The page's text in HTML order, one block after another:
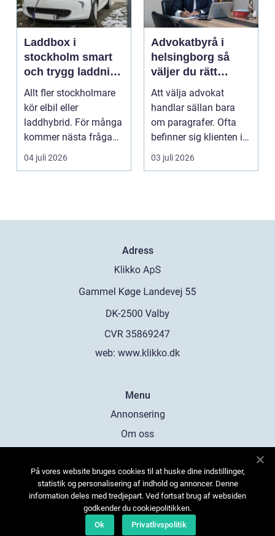
Laddbox i
stockholm smart
och trygg laddning
hemma och på
jobbet
Allt fler stockholmare
kör elbil eller
laddhybrid. För många
kommer nästa fråga
direkt: hur laddar m...
04 juli 2026
Advokatbyrå i
helsingborg så
väljer du rätt
juridiskt stöd
Att välja advokat
handlar sällan bara
om paragrafer. Ofta
befinner sig klienten i
en utsatt situatio...
03 juli 2026
Adress
web: www.klikko.dk
Menu
Annonsering
Om oss
Kontakta oss
Sitemap
På vores website bruges cookies til at huske dine indstillinger,
statistik og personalisering af indhold og annoncer. Denne
information deles med tredjepart. Ved fortsat brug af websiden
godkender du cookiepolitikken.
Ok
Privatlivspolitik